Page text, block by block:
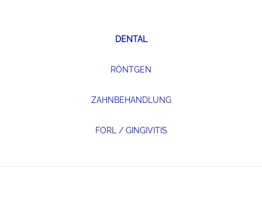
DENTAL
RÖNTGEN
ZAHNBEHANDLUNG
FORL / GINGIVITIS